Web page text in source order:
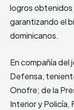
logros obtenidos
garantizando el
dominicanos.
En compañía del
Defensa,
Onofre; de la
Interior y Policía,